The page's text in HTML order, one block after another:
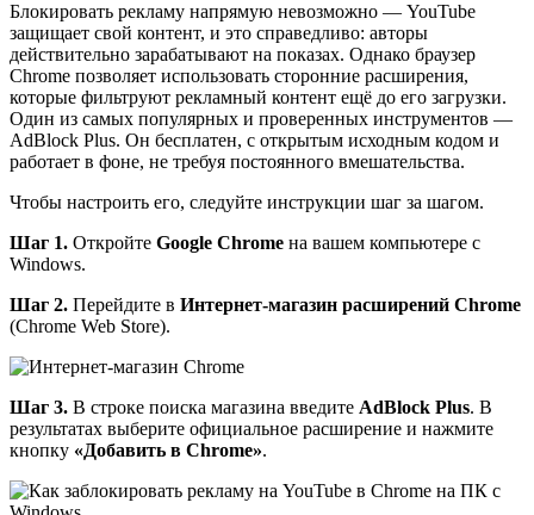
Блокировать рекламу напрямую невозможно — YouTube
защищает свой контент, и это справедливо: авторы
действительно зарабатывают на показах. Однако браузер
Chrome позволяет использовать сторонние расширения,
которые фильтруют рекламный контент ещё до его загрузки.
Один из самых популярных и проверенных инструментов —
AdBlock Plus. Он бесплатен, с открытым исходным кодом и
работает в фоне, не требуя постоянного вмешательства.
Чтобы настроить его, следуйте инструкции шаг за шагом.
Шаг 1. Откройте Google Chrome на вашем компьютере с
Windows.
Шаг 2. Перейдите в Интернет-магазин расширений Chrome
(Chrome Web Store).
Шаг 3. В строке поиска магазина введите AdBlock Plus. В
результатах выберите официальное расширение и нажмите
кнопку «Добавить в Chrome».